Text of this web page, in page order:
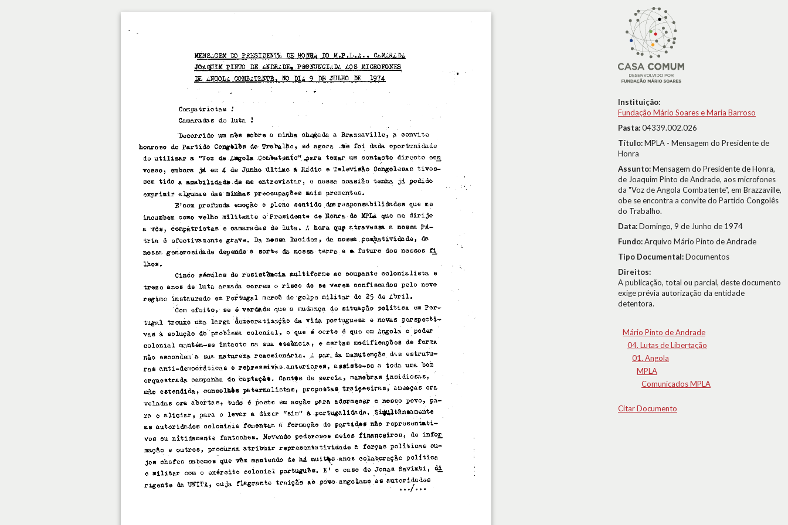
Instituição:
Fundação Mário Soares e Maria Barroso
Pasta:04339.002.026
Título:MPLA - Mensagem do Presidente de
Honra
Assunto:Mensagem do Presidente de Honra,
de Joaquim Pinto de Andrade, aos microfones
da "Voz de Angola Combatente", em Brazzaville,
obe se encontra a convite do Partido Congolês
do Trabalho.
Data:Domingo, 9 de Junho de 1974
Fundo:Arquivo Mário Pinto de Andrade
Tipo Documental:Documentos
Direitos:
A publicação, total ou parcial, deste documento
exige prévia autorização da entidade
detentora.
Mário Pinto de Andrade
04. Lutas de Libertação
01. Angola
MPLA
Comunicados MPLA
Citar Documento